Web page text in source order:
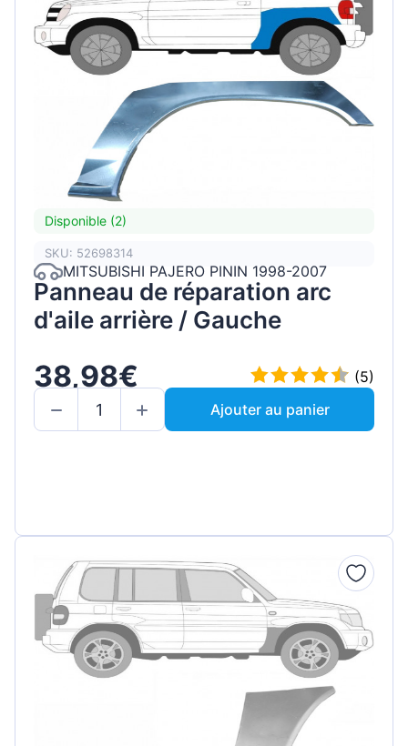
Disponible (2)
SKU: 52698314
MITSUBISHI PAJERO PININ 1998-2007
Panneau de réparation arc
d'aile arrière / Gauche
38,98€
(5)
Ajouter au panier